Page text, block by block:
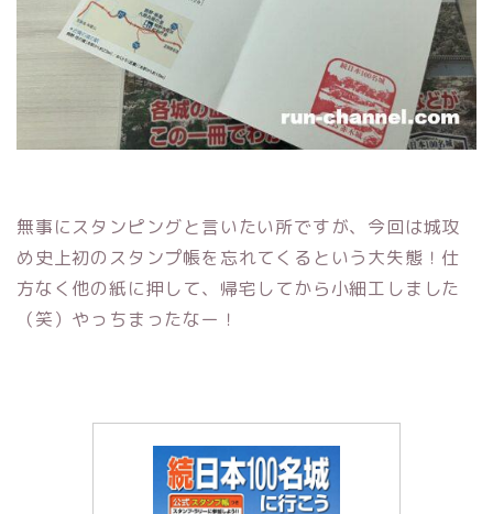
無事にスタンピングと言いたい所ですが、今回は城攻
め史上初のスタンプ帳を忘れてくるという大失態！仕
方なく他の紙に押して、帰宅してから小細工しました
（笑）やっちまったなー！